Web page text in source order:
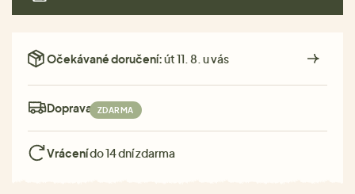
Očekávané doručení:út 11. 8. u vás
Doprava: ZDARMA
Vrácenído 14 dní zdarma